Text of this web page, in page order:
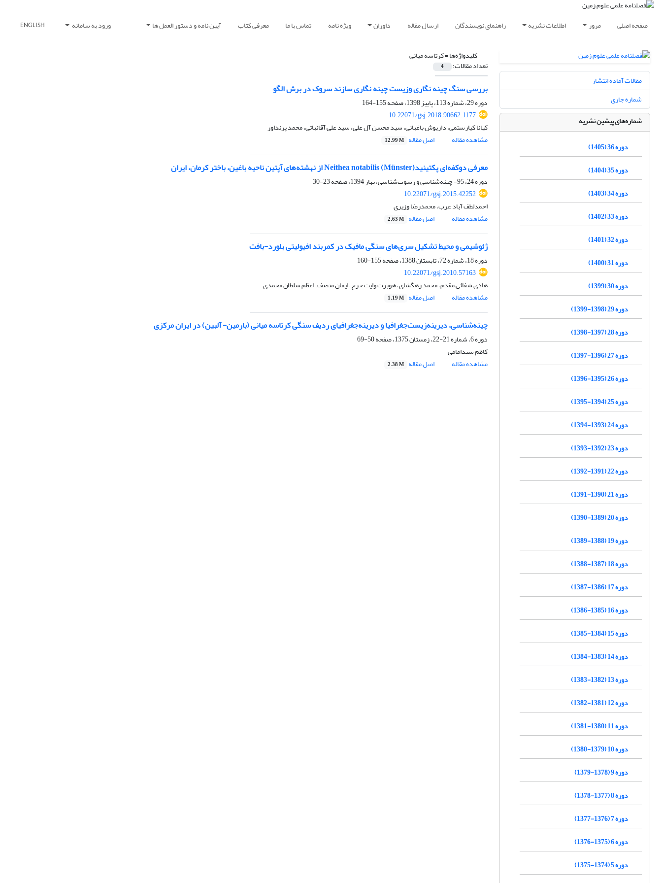
صفحه اصلی مرور اطلاعات نشریه راهنمای نویسندگان ارسال مقاله داوران ویژه نامه تماس با ما معرفی کتاب آیین نامه و دستور العمل ها ورود به سامانه ENGLISH
کلیدواژه‌ها =کرتاسه میانی
تعداد مقالات: 4
بررسی سنگ چینه نگاری وزیست چینه نگاری سازند سروک در برش الگو
دوره 29، شماره 113، پاییز 1398، صفحه
155-164
10.22071/gsj.2018.90662.1177
کیانا کیارستمی، داریوش باغبانی، سید محسن آل علی، سید علی آقانباتی، محمد پرنداور
مشاهده مقاله
اصل مقاله 12.99 M
معرفی دوکفه‌ای پکتینید(Münster) Neithea notabilis از نهشته‌های آپتین ناحیه باغین، باختر کرمان، ایران
دوره 24، 95- چینه‌شناسی و رسوب‌شناسی، بهار 1394، صفحه
23-30
10.22071/gsj.2015.42252
احمدلطف آباد عرب، محمدرضا وزیری
مشاهده مقاله
اصل مقاله 2.63 M
ژئوشیمی و محیط تشکیل سری‌های سنگی مافیک در کمربند افیولیتی بلورد-بافت
دوره 18، شماره 72، تابستان 1388، صفحه
155-160
10.22071/gsj.2010.57163
هادی شفائی مقدم، محمد رهگشای، هوبرت وایت چرچ، ایمان منصف، اعظم سلطان محمدی
مشاهده مقاله
اصل مقاله 1.19 M
چینه‌شناسی، دیرینه‌زیست‌جغرافیا و دیرینه‌جغرافیای ردیف سنگی کرتاسه میانی (بارمین- آلبین) در ایران مرکزی
دوره 6، شماره 21-22، زمستان 1375، صفحه
50-69
کاظم سیدامامی
مشاهده مقاله
اصل مقاله 2.38 M
مقالات آماده انتشار
شماره جاری
شماره‌های پیشین نشریه
دوره 36 (1405)
دوره 35 (1404)
دوره 34 (1403)
دوره 33 (1402)
دوره 32 (1401)
دوره 31 (1400)
دوره 30 (1399)
دوره 29 (1398-1399)
دوره 28 (1397-1398)
دوره 27 (1396-1397)
دوره 26 (1395-1396)
دوره 25 (1394-1395)
دوره 24 (1393-1394)
دوره 23 (1392-1393)
دوره 22 (1391-1392)
دوره 21 (1390-1391)
دوره 20 (1389-1390)
دوره 19 (1388-1389)
دوره 18 (1387-1388)
دوره 17 (1386-1387)
دوره 16 (1385-1386)
دوره 15 (1384-1385)
دوره 14 (1383-1384)
دوره 13 (1382-1383)
دوره 12 (1381-1382)
دوره 11 (1380-1381)
دوره 10 (1379-1380)
دوره 9 (1378-1379)
دوره 8 (1377-1378)
دوره 7 (1376-1377)
دوره 6 (1375-1376)
دوره 5 (1374-1375)